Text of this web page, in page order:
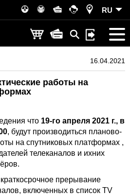
RU
16.04.2021
работы на
что 19-го апреля 2021 г., в
, будут производиться планово-
на спутниковых платформах ,
телеканалов и ихних
прерывание
включенных в список TV